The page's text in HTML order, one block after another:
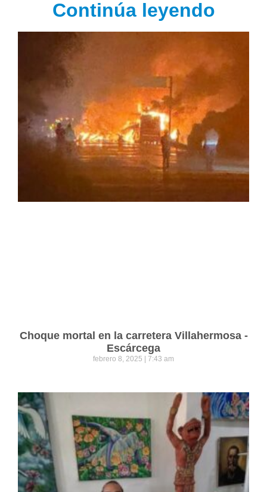
Continúa leyendo
Choque mortal en la carretera Villahermosa -
Escárcega
febrero 8, 2025 7:43 am